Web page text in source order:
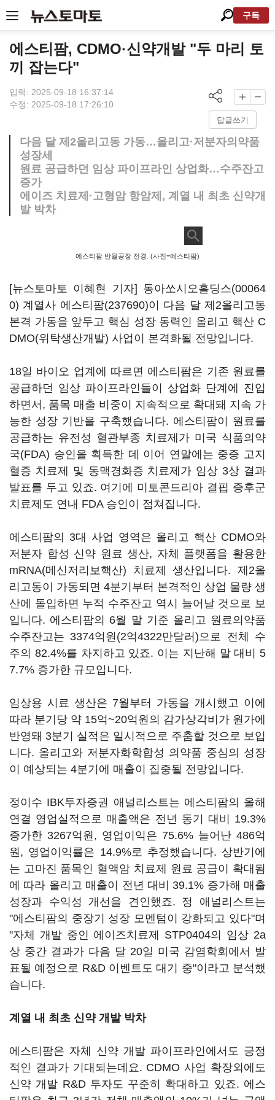
구독
에스티팜, CDMO·신약개발 "두 마리 토
끼 잡는다"
입력: 2025-09-18 16:37:14
수정: 2025-09-18 17:26:10
답글쓰기
다음 달 제2올리고동 가동…올리고·저분자의약품
성장세
원료 공급하던 임상 파이프라인 상업화…수주잔고
증가
에이즈 치료제·고형암 항암제, 계열 내 최초 신약개
발 박차
에스티팜 반월공장 전경. (사진=에스티팜)
[뉴스토마토 이혜현 기자] 동아쏘시오홀딩스(00064
0) 계열사 에스티팜(237690)이 다음 달 제2올리고동
본격 가동을 앞두고 핵심 성장 동력인 올리고 핵산 C
DMO(위탁생산개발) 사업이 본격화될 전망입니다.
18일 바이오 업계에 따르면 에스티팜은 기존 원료를
공급하던 임상 파이프라인들이 상업화 단계에 진입
하면서, 품목 매출 비중이 지속적으로 확대돼 지속 가
능한 성장 기반을 구축했습니다. 에스티팜이 원료를
공급하는 유전성 혈관부종 치료제가 미국 식품의약
국(FDA) 승인을 획득한 데 이어 연말에는 중증 고지
혈증 치료제 및 동맥경화증 치료제가 임상 3상 결과
발표를 두고 있죠. 여기에 미토콘드리아 결핍 증후군
치료제도 연내 FDA 승인이 점쳐집니다.
에스티팜의 3대 사업 영역은 올리고 핵산 CDMO와
저분자 합성 신약 원료 생산, 자체 플랫폼을 활용한
mRNA(메신저리보핵산) 치료제 생산입니다. 제2올
리고동이 가동되면 4분기부터 본격적인 상업 물량 생
산에 돌입하면 누적 수주잔고 역시 늘어날 것으로 보
입니다. 에스티팜의 6월 말 기준 올리고 원료의약품
수주잔고는 3374억원(2억4322만달러)으로 전체 수
주의 82.4%를 차지하고 있죠. 이는 지난해 말 대비 5
7.7% 증가한 규모입니다.
임상용 시료 생산은 7월부터 가동을 개시했고 이에
따라 분기당 약 15억~20억원의 감가상각비가 원가에
반영돼 3분기 실적은 일시적으로 주춤할 것으로 보입
니다. 올리고와 저분자화학합성 의약품 중심의 성장
이 예상되는 4분기에 매출이 집중될 전망입니다.
정이수 IBK투자증권 애널리스트는 에스티팜의 올해
연결 영업실적으로 매출액은 전년 동기 대비 19.3%
증가한 3267억원, 영업이익은 75.6% 늘어난 486억
원, 영업이익률은 14.9%로 추정했습니다. 상반기에
는 고마진 품목인 혈액암 치료제 원료 공급이 확대됨
에 따라 올리고 매출이 전년 대비 39.1% 증가해 매출
성장과 수익성 개선을 견인했죠. 정 애널리스트는
"에스티팜의 중장기 성장 모멘텀이 강화되고 있다"며
"자체 개발 중인 에이즈치료제 STP0404의 임상 2a
상 중간 결과가 다음 달 20일 미국 감염학회에서 발
표될 예정으로 R&D 이벤트도 대기 중"이라고 분석했
습니다.
계열 내 최초 신약 개발 박차
에스티팜은 자체 신약 개발 파이프라인에서도 긍정
적인 결과가 기대되는데요. CDMO 사업 확장외에도
신약 개발 R&D 투자도 꾸준히 확대하고 있죠. 에스